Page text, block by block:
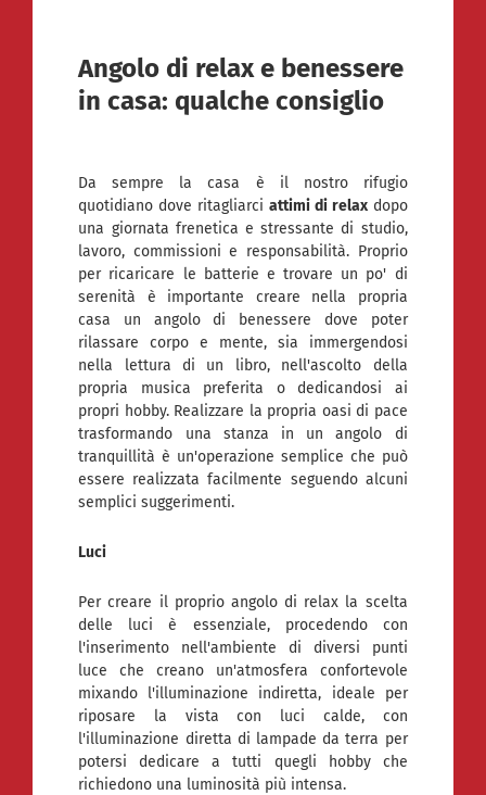
Angolo di relax e benessere
in casa: qualche consiglio
Da sempre la casa è il nostro rifugio
quotidiano dove ritagliarci attimi di relaxdopo
una giornata frenetica e stressante di studio,
lavoro, commissioni e responsabilità. Proprio
per ricaricare le batterie e trovare un po' di
serenità è importante creare nella propria
casa un angolo di benessere dove poter
rilassare corpo e mente, sia immergendosi
nella lettura di un libro, nell'ascolto della
propria musica preferita o dedicandosi ai
propri hobby. Realizzare la propria oasi di pace
trasformando una stanza in un angolo di
tranquillità è un'operazione semplice che può
essere realizzata facilmente seguendo alcuni
semplici suggerimenti.
Luci
Per creare il proprio angolo di relax la scelta
delle luci è essenziale, procedendo con
l'inserimento nell'ambiente di diversi punti
luce che creano un'atmosfera confortevole
mixando l'illuminazione indiretta, ideale per
riposare la vista con luci calde, con
l'illuminazione diretta di lampade da terra per
potersi dedicare a tutti quegli hobby che
richiedono una luminosità più intensa.